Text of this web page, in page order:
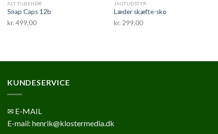
ALT TILBEHØR
Snap Caps 12b
kr. 499,00
JAGTUDSTYR
Læder skæfte-sko
kr. 299,00
KUNDESERVICE
✉ E-MAIL
E-mail: henrik@klostermedia.dk